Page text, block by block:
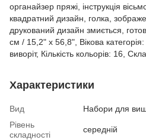
органайзер пряжі, інструкція
квадратний дизайн, голка,
друкований дизайн змиється,
см / 15,2" х 56,8", Вікова
виворіт, Кількість кольорів: 16,
Характеристики
Вид
Набори для
Рівень
складності
середній